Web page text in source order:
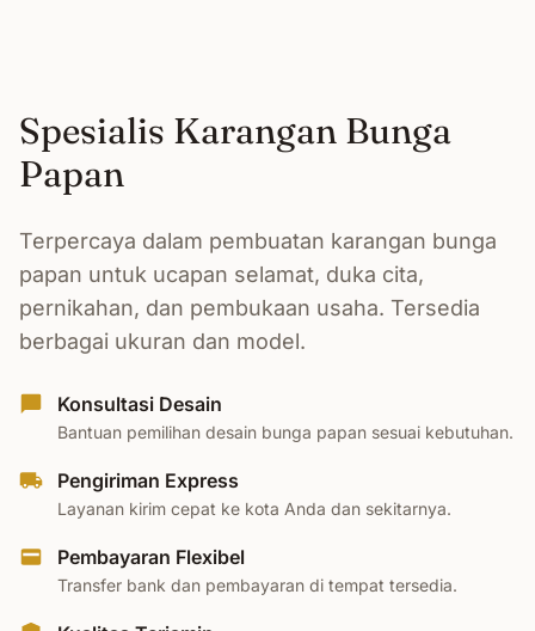
Spesialis Karangan Bunga
Papan
Terpercaya dalam pembuatan karangan bunga
papan untuk ucapan selamat, duka cita,
pernikahan, dan pembukaan usaha. Tersedia
berbagai ukuran dan model.
Konsultasi Desain
Bantuan pemilihan desain bunga papan sesuai kebutuhan.
Pengiriman Express
Layanan kirim cepat ke kota Anda dan sekitarnya.
Pembayaran Flexibel
Transfer bank dan pembayaran di tempat tersedia.